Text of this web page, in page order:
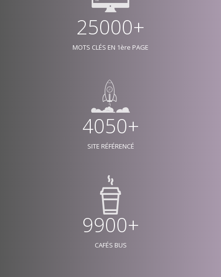
25000+
MOTS CLÉS EN 1ère PAGE
4050+
SITE RÉFÉRENCÉ
9900+
CAFÉS BUS